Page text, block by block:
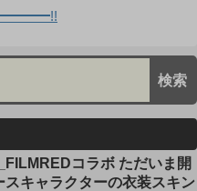
コラボ ただいま開
スキャラクターの衣装スキン